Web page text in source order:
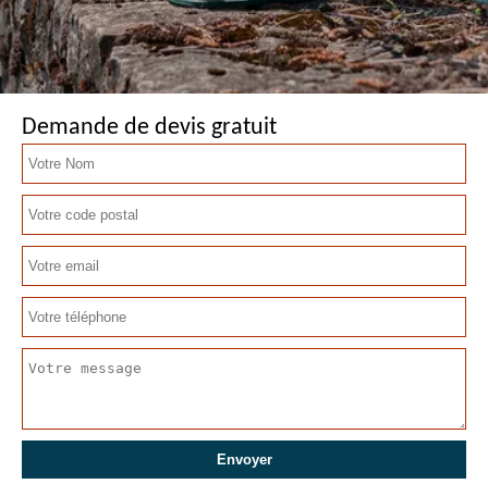
Demande de devis gratuit